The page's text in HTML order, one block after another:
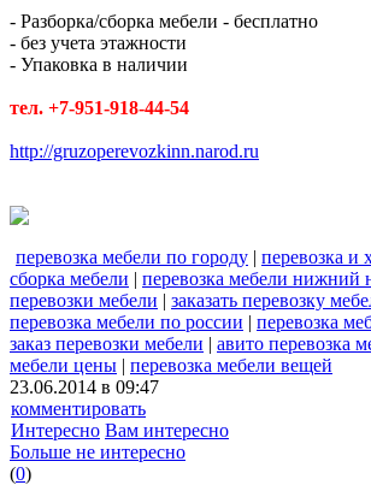
- Разборка/сборка мебели - бесплатно
- без учета этажности
- Упаковка в наличии
тел. +7-951-918-44-54
http://gruzoperevozkinn.narod.ru
перевозка мебели по городу | перевозка и
сборка мебели | перевозка мебели нижний
перевозки мебели | заказать перевозку
перевозка мебели по россии | перевозка
заказ перевозки мебели | авито перевозка
мебели цены | перевозка мебели вещей
23.06.2014 в 09:47
комментировать
Интересно Вам интересно
Больше не интересно
(0)